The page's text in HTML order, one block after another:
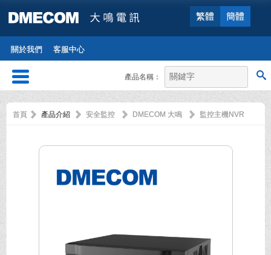
關於我們 客服中心
繁體 簡體
產品名稱：
首頁 產品介紹 安全監控 DMECOM 大鳴 監控主機NVR